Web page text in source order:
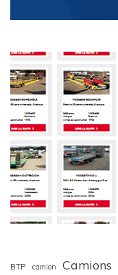
BTP camion Camions